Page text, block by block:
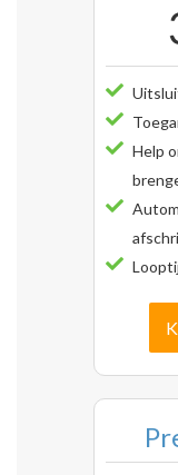
Help